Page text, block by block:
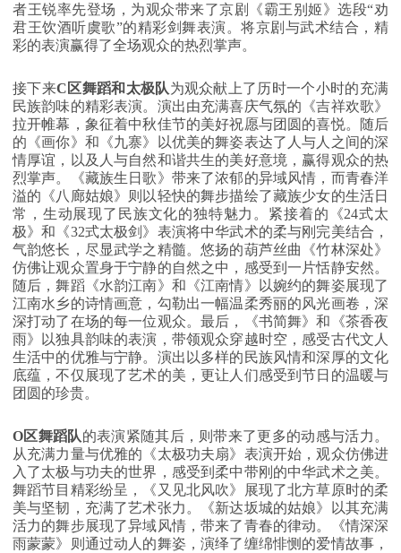
者王锐率先登场，为观众带来了京剧《霸王别姬》选段“劝
君王饮酒听虞歌”的精彩剑舞表演。将京剧与武术结合，精
彩的表演赢得了全场观众的热烈掌声。
接下来C区舞蹈和太极队为观众献上了历时一个小时的充满
民族韵味的精彩表演。演出由充满喜庆气氛的《吉祥欢歌》
拉开帷幕，象征着中秋佳节的美好祝愿与团圆的喜悦。随后
的《画你》和《九寨》以优美的舞姿表达了人与人之间的深
情厚谊，以及人与自然和谐共生的美好意境，赢得观众的热
烈掌声。《藏族生日歌》带来了浓郁的异域风情，而青春洋
溢的《八廊姑娘》则以轻快的舞步描绘了藏族少女的生活日
常，生动展现了民族文化的独特魅力。紧接着的《24式太
极》和《32式太极剑》表演将中华武术的柔与刚完美结合，
气韵悠长，尽显武学之精髓。悠扬的葫芦丝曲《竹林深处》
仿佛让观众置身于宁静的自然之中，感受到一片恬静安然。
随后，舞蹈《水韵江南》和《江南情》以婉约的舞姿展现了
江南水乡的诗情画意，勾勒出一幅温柔秀丽的风光画卷，深
深打动了在场的每一位观众。最后，《书简舞》和《茶香夜
雨》以独具韵味的表演，带领观众穿越时空，感受古代文人
生活中的优雅与宁静。演出以多样的民族风情和深厚的文化
底蕴，不仅展现了艺术的美，更让人们感受到节日的温暖与
团圆的珍贵。
O区舞蹈队的表演紧随其后，则带来了更多的动感与活力。
从充满力量与优雅的《太极功夫扇》表演开始，观众仿佛进
入了太极与功夫的世界，感受到柔中带刚的中华武术之美。
舞蹈节目精彩纷呈，《又见北风吹》展现了北方草原时的柔
美与坚韧，充满了艺术张力。《新达坂城的姑娘》以其充满
活力的舞步展现了异域风情，带来了青春的律动。《情深深
雨蒙蒙》则通过动人的舞姿，演绎了缠绵悱恻的爱情故事，